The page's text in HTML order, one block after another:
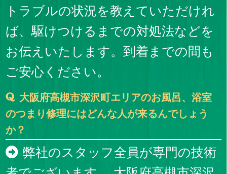
トラブルの状況を教えていただけれ
ば、駆けつけるまでの対処法などを
お伝えいたします。到着までの間も
ご安心ください。
大阪府高槻市深沢町エリアのお風呂、浴室
のつまり修理にはどんな人が来るんでしょう
か？
弊社のスタッフ全員が専門の技術